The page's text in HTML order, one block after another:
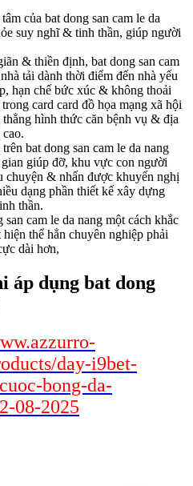
của bat dong san cam le da
suy nghĩ & tinh thần, giúp người
& thiền định, bat dong san cam
tải dành thời điểm đến nhà yếu
hạn chế bức xúc & không thoải
card card đồ họa mạng xã hội
hình thức căn bệnh vụ & địa
bat dong san cam le da nang
giúp đỡ, khu vực con người
chuyện & nhấn được khuyến nghị
dạng phần thiết kế xây dựng
thần.
cam le da nang một cách khắc
thể hẳn chuyên nghiệp phải
dài hơn,
dụng bat dong
day-i9bet-
bong-da-
08-2025